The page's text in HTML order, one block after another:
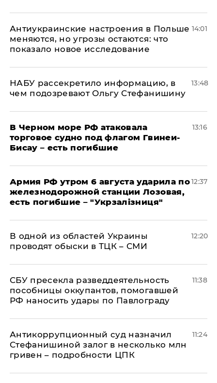
Антиукраинские настроения в Польше
меняются, но угрозы остаются: что
показало новое исследование
14:01
НАБУ рассекретило информацию, в
чем подозревают Ольгу Стефанишину
13:48
В Черном море РФ атаковала
торговое судно под флагом Гвинеи-
Бисау – есть погибшие
13:16
Армия РФ утром 6 августа ударила по
железнодорожной станции Лозовая,
есть погибшие – "Укрзалізниця"
12:37
В одной из областей Украины
проводят обыски в ТЦК – СМИ
12:20
СБУ пресекла разведдеятельность
пособницы оккупантов, помогавшей
РФ наносить удары по Павлограду
11:38
Антикоррупционный суд назначил
Стефанишиной залог в несколько млн
гривен – подробности ЦПК
11:24